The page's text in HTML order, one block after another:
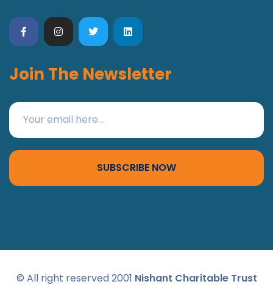
Join The Newsletter
SUBSCRIBE NOW
© All right reserved 2001 Nishant Charitable Trust